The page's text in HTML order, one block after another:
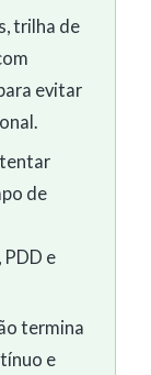
trilha de
evitar
de
e
termina
e